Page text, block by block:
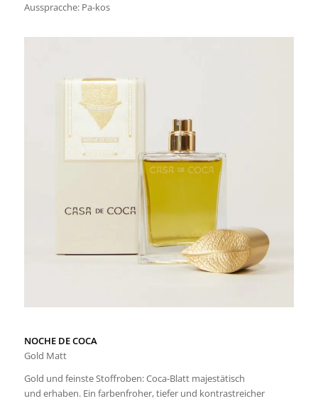
Ausspracche: Pa-kos
NOCHE DE COCA
Gold Matt
Gold und feinste Stoffroben: Coca-Blatt majestätisch
und erhaben. Ein farbenfroher, tiefer und kontrastreicher